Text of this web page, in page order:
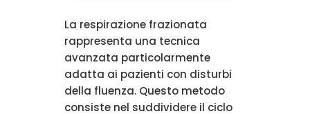
La respirazione frazionata
rappresenta una tecnica
avanzata particolarmente
adatta ai pazienti con disturbi
della fluenza. Questo metodo
consiste nel suddividere il ciclo